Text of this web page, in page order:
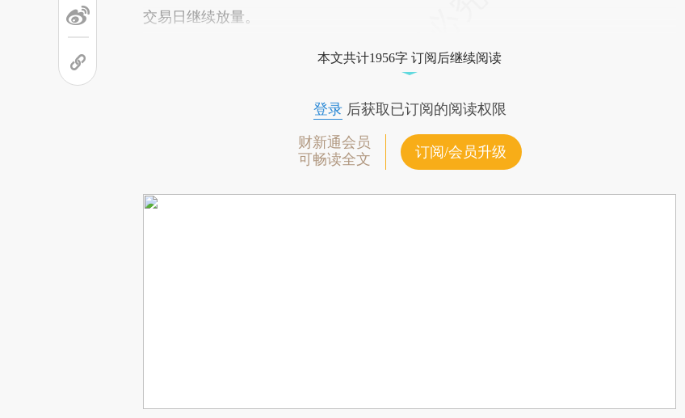
交易日继续放量。
本文共计1956字 订阅后继续阅读
登录后获取已订阅的阅读权限
财新通会员
可畅读全文
订阅/会员升级